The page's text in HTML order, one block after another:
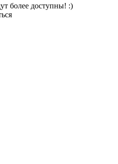
более доступны! :)